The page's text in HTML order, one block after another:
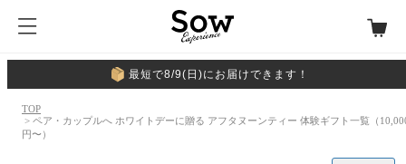
最短で8/9(日)にお届けできます！
TOP
> ペア・カップルへ ホワイトデーに贈る アフタヌーンティー 体験ギフト一覧（
円〜）